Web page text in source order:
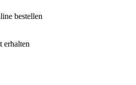
bestellen
erhalten